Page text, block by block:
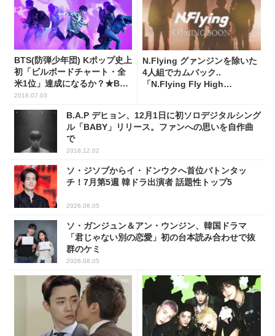
BTS(防弾少年団) Kポップ史上
初「ビルボードチャート・全
米1位」達成になるか？★BTS
の最新ニュースまとめ★
2018.07.03
N.Flying グァンジンを除いた
4人組でカムバック..
「N.Flying Fly High
B.A.P デヒョン、12月1日に初ソロデジタルシング
ル「BABY」リリース。ファンへの思いを自作曲
で
2018.12.02
ソ・ジソブからイ・ドンウクへ首位バトンタッ
チ！7月第5週 韓ドラ出演者 話題性トップ5
2026.08.05
ソ・ガンジュン＆アン・ウンジン、韓国ドラマ
「君じゃない別の恋愛」初の台本読み合わせで抜
群のケミ
2026.08.05